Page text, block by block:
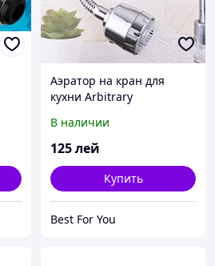
Аэратор на кран для
кухни Arbitrary
В наличии
125лей
Купить
Best For You